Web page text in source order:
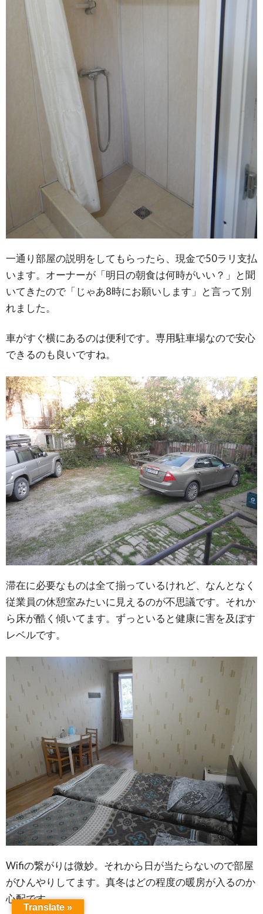
一通り部屋の説明をしてもらったら、現金で50ラリ支払
います。オーナーが「明日の朝食は何時がいい？」と聞
いてきたので「じゃあ8時にお願いします」と言って別
れました。
車がすぐ横にあるのは便利です。専用駐車場なので安心
できるのも良いですね。
滞在に必要なものは全て揃っているけれど、なんとなく
従業員の休憩室みたいに見えるのが不思議です。それか
ら床が酷く傾いてます。ずっといると健康に害を及ぼす
レベルです。
Wifiの繋がりは微妙。それから日が当たらないので部屋
がひんやりしてます。真冬はどの程度の暖房が入るのか
心配です。
Translate »